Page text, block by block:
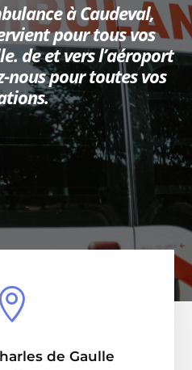
à Caudeval,
pour tous vos
de et vers l’aéroport
nous pour toutes vos

de Gaulle